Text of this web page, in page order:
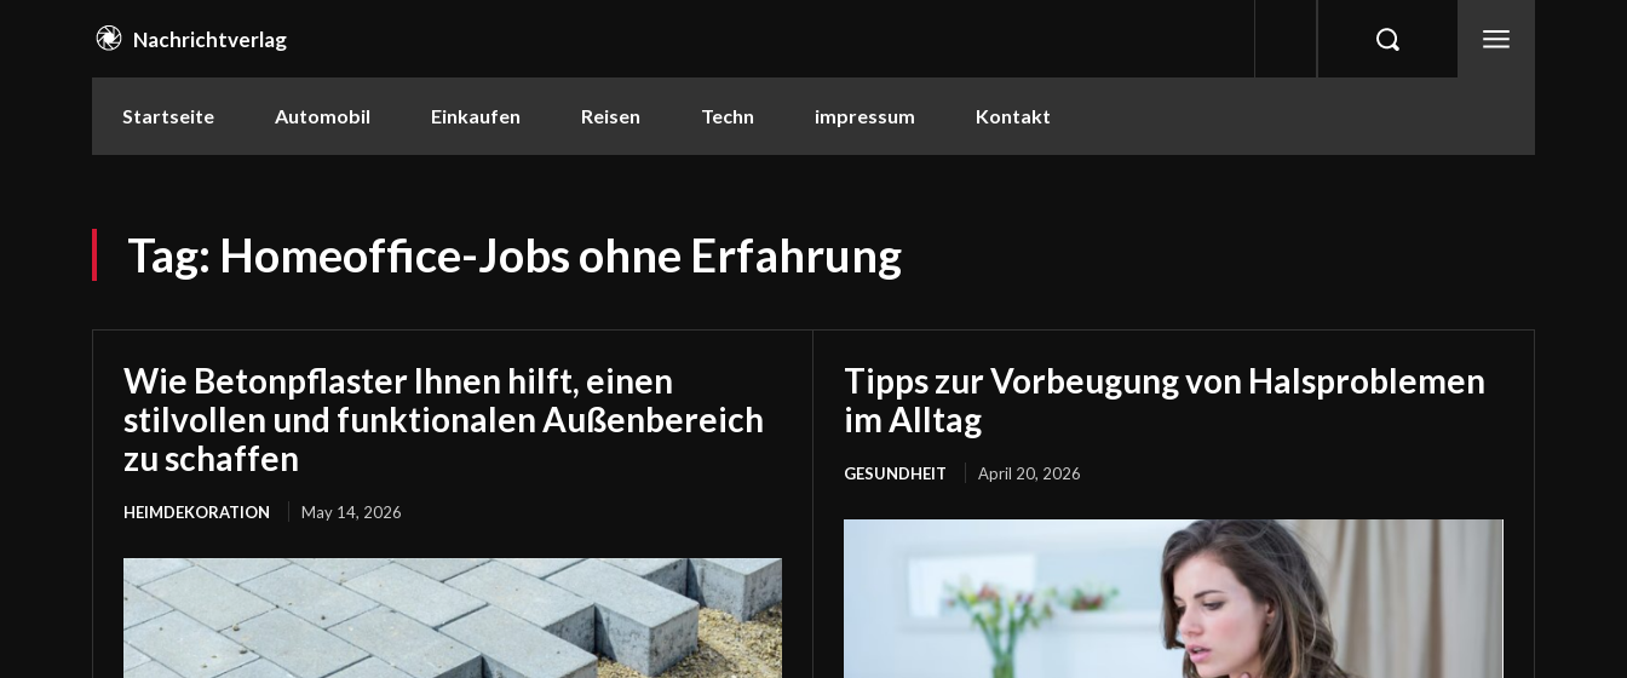
Nachrichtverlag
Startseite Automobil Einkaufen Reisen Techn impressum Kontakt
Tag: Homeoffice-Jobs ohne Erfahrung
Wie Betonpflaster Ihnen hilft, einen
stilvollen und funktionalen Außenbereich
zu schaffen
HEIMDEKORATION May 14, 2026
Tipps zur Vorbeugung von Halsproblemen
im Alltag
GESUNDHEIT April 20, 2026